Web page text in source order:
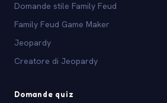
Domande stile Family Feud
Family Feud Game Maker
Jeopardy
Creatore di Jeopardy
Domande quiz